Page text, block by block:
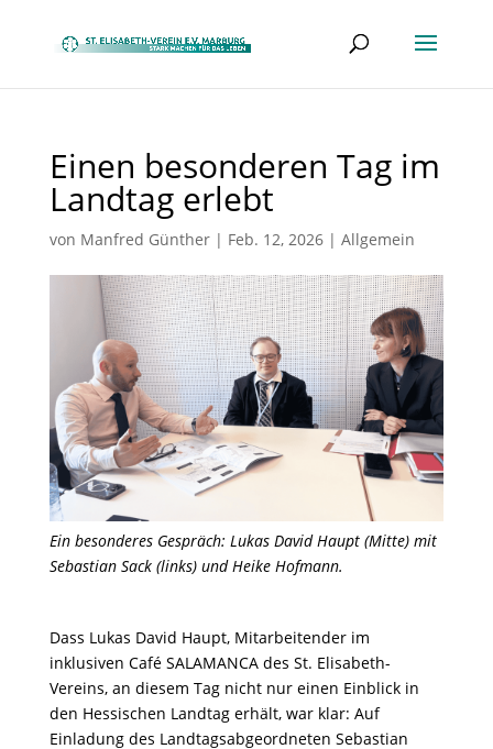
Einen besonderen Tag im
Landtag erlebt
von Manfred Günther| Feb. 12, 2026| Allgemein
Ein besonderes Gespräch: Lukas David Haupt (Mitte) mit
Sebastian Sack (links) und Heike Hofmann.
Dass Lukas David Haupt, Mitarbeitender im
inklusiven Café SALAMANCA des St. Elisabeth-
Vereins, an diesem Tag nicht nur einen Einblick in
den Hessischen Landtag erhält, war klar: Auf
Einladung des Landtagsabgeordneten Sebastian